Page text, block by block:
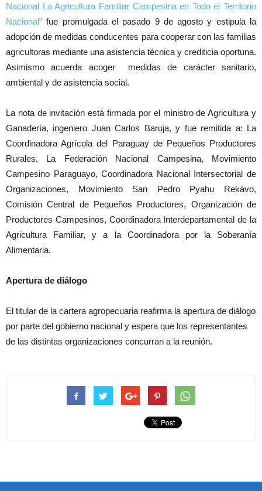
Nacional La Agricultura Familiar Campesina en Todo el Territorio
Nacional” fue promulgada el pasado 9 de agosto y estipula la
adopción de medidas conducentes para cooperar con las familias
agricultoras mediante una asistencia técnica y crediticia oportuna.
Asimismo acuerda acoger medidas de carácter sanitario,
ambiental y de asistencia social.
La nota de invitación está firmada por el ministro de Agricultura y
Ganadería, ingeniero Juan Carlos Baruja, y fue remitida a: La
Coordinadora Agrícola del Paraguay de Pequeños Productores
Rurales, La Federación Nacional Campesina, Movimiento
Campesino Paraguayo, Coordinadora Nacional Intersectorial de
Organizaciones, Movimiento San Pedro Pyahu Rekávo,
Comisión Central de Pequeños Productores, Organización de
Productores Campesinos, Coordinadora Interdepartamental de la
Agricultura Familiar, y a la Coordinadora por la Soberanía
Alimentaria.
Apertura de diálogo
El titular de la cartera agropecuaria reafirma la apertura de diálogo
por parte del gobierno nacional y espera que los representantes
de las distintas organizaciones concurran a la reunión.